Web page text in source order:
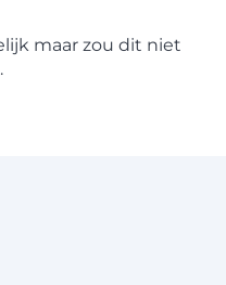
maar zou dit niet